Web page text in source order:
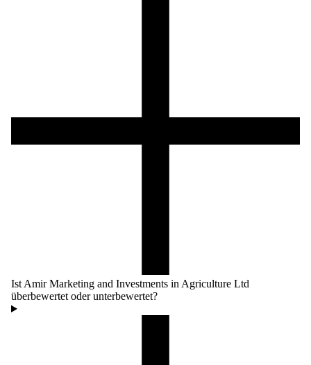
Ist Amir Marketing and Investments in Agriculture Ltd
überbewertet oder unterbewertet?